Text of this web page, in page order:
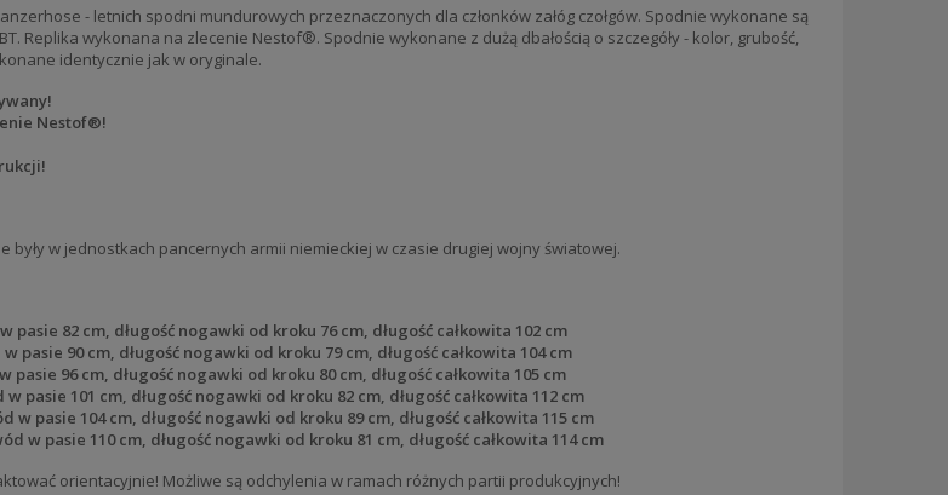
- letnich spodni mundurowych przeznaczonych dla członków załóg czołgów. Spodnie wykonane są
Replika wykonana na zlecenie Nestof®. Spodnie wykonane z dużą dbałością o szczegóły - kolor, grubość,
identycznie jak w oryginale.
Nestof®!
były w jednostkach pancernych armii niemieckiej w czasie drugiej wojny światowej.
pasie 82 cm, długość nogawki od kroku 76 cm, długość całkowita 102 cm
pasie 90 cm, długość nogawki od kroku 79 cm, długość całkowita 104 cm
pasie 96 cm, długość nogawki od kroku 80 cm, długość całkowita 105 cm
w pasie 101 cm, długość nogawki od kroku 82 cm, długość całkowita 112 cm
w pasie 104 cm, długość nogawki od kroku 89 cm, długość całkowita 115 cm
w pasie 110 cm, długość nogawki od kroku 81 cm, długość całkowita 114 cm
orientacyjnie! Możliwe są odchylenia w ramach różnych partii produkcyjnych!